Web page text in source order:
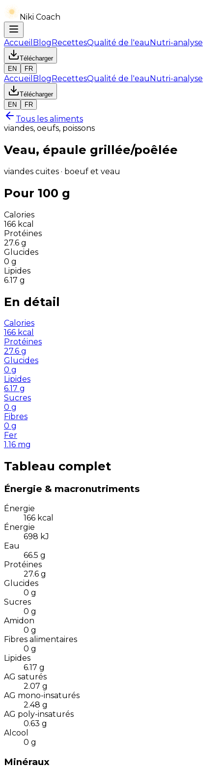
Niki Coach
Accueil BlogRecettesQualité de l'eauNutri-analyse
Télécharger
EN
FR
Accueil BlogRecettesQualité de l'eauNutri-analyse
Télécharger
EN
FR
Tous les aliments
viandes, oeufs, poissons
Veau, épaule grillée/poêlée
viandes cuites · boeuf et veau
Pour 100 g
Calories
166 kcal
Protéines
27.6 g
Glucides
0 g
Lipides
6.17 g
En détail
Calories
166 kcal
Protéines
27.6 g
Glucides
0 g
Lipides
6.17 g
Sucres
0 g
Fibres
0 g
Fer
1.16 mg
Tableau complet
Énergie & macronutriments
Énergie
166 kcal
Énergie
698 kJ
Eau
66.5 g
Protéines
27.6 g
Glucides
0 g
Sucres
0 g
Amidon
0 g
Fibres alimentaires
0 g
Lipides
6.17 g
AG saturés
2.07 g
AG mono-insaturés
2.48 g
AG poly-insaturés
0.63 g
Alcool
0 g
Minéraux